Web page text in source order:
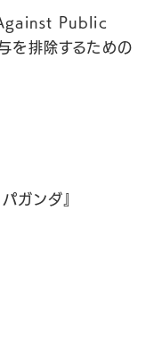
Public
を排除するための
ガンダ』